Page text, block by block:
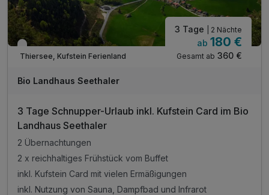
Nur noch bis Oktober
Thiersee, Kufstein Ferienland
3 Tage | 2 Nächte
ab 180 €
Gesamt ab 360 €
Bio Landhaus Seethaler
3 Tage Schnupper-Urlaub inkl. Kufstein Card im Bio
Landhaus Seethaler
2 Übernachtungen
2 x reichhaltiges Frühstück vom Buffet
inkl. Kufstein Card mit vielen Ermäßigungen
inkl. Nutzung von Sauna, Dampfbad und Infrarot